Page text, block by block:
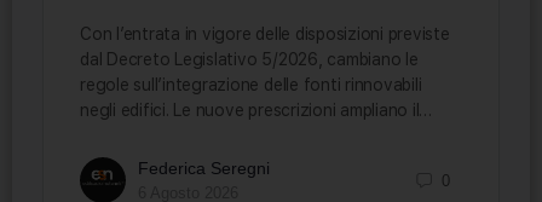
Con l’entrata in vigore delle disposizioni previste
dal Decreto Legislativo 5/2026, cambiano le
regole sull’integrazione delle fonti rinnovabili
negli edifici. Le nuove prescrizioni ampliano il…
Federica Seregni
0